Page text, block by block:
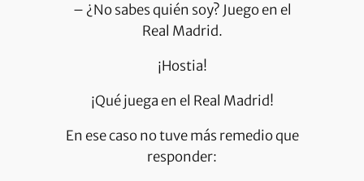
– ¿No sabes quién soy? Juego en el
Real Madrid.
¡Hostia!
¡Qué juega en el Real Madrid!
En ese caso no tuve más remedio que
responder: